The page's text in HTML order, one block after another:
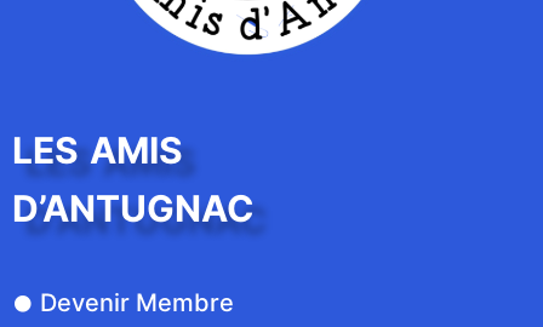
LES AMIS
D’ANTUGNAC
Devenir Membre